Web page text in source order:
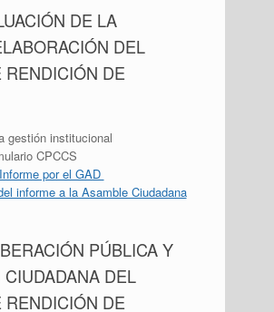
DE LA
DEL
RENDICIÓN DE
gestión institucional
CPCCS
por el GAD
informe a la Asamble Ciudadana
PÚBLICA Y
CIUDADANA DEL
DE